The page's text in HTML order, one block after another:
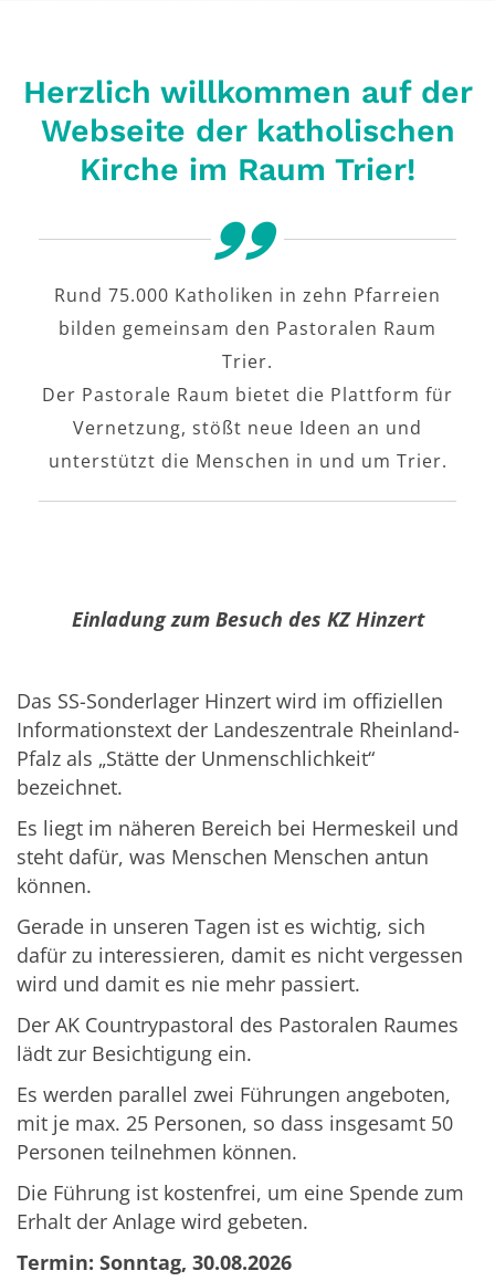
Herzlich willkommen auf der
Webseite der katholischen
Kirche im Raum Trier!
Rund 75.000 Katholiken in zehn Pfarreien
bilden gemeinsam den Pastoralen Raum
Trier.
Der Pastorale Raum bietet die Plattform für
Vernetzung, stößt neue Ideen an und
unterstützt die Menschen in und um Trier.
Einladung zum Besuch des KZ Hinzert
Das SS-Sonderlager Hinzert wird im offiziellen
Informationstext der Landeszentrale Rheinland-
Pfalz als „Stätte der Unmenschlichkeit“
bezeichnet.
Es liegt im näheren Bereich bei Hermeskeil und
steht dafür, was Menschen Menschen antun
können.
Gerade in unseren Tagen ist es wichtig, sich
dafür zu interessieren, damit es nicht vergessen
wird und damit es nie mehr passiert.
Der AK Countrypastoral des Pastoralen Raumes
lädt zur Besichtigung ein.
Es werden parallel zwei Führungen angeboten,
mit je max. 25 Personen, so dass insgesamt 50
Personen teilnehmen können.
Die Führung ist kostenfrei, um eine Spende zum
Erhalt der Anlage wird gebeten.
Termin: Sonntag, 30.08.2026